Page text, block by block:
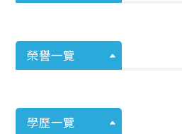
榮譽一覽
學歷一覽